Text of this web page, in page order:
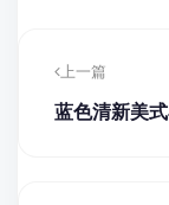
上一篇
蓝色清新美